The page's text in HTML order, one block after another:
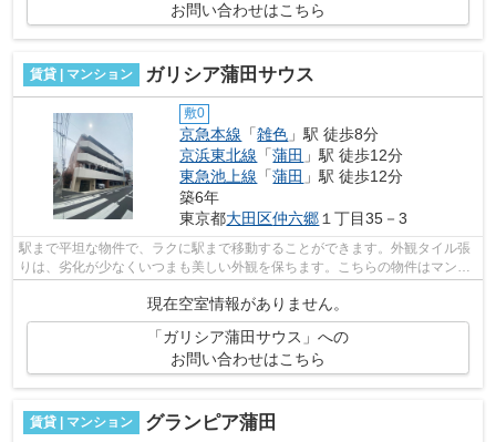
お問い合わせはこちら
賃貸 | マンション ガリシア蒲田サウス
敷0
京急本線 「雑色 」駅 徒歩8分
京浜東北線 「蒲田 」駅 徒歩12分
東急池上線 「蒲田 」駅 徒歩12分
築6年
東京都大田区仲六郷 １丁目35－3
駅まで平坦な物件で、ラクに駅まで移動することができます。外観タイル張
りは、劣化が少なくいつまも美しい外観を保ちます。こちらの物件はマンシ
ョンです。周辺に駅が2つあるので電車...
現在空室情報がありません。
「ガリシア蒲田サウス」への
お問い合わせはこちら
賃貸 | マンション グランピア蒲田